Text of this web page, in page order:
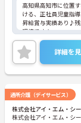
高知県高知市に位置
ける、正社員児童指
昇給賞与実績あり♪
環境です！
ご興味ある方には、
詳細をお話しいたし
い。
詳細を
通所介護（デイサービス）
株式会社アイ・エム・シ
株式会社アイ・エム・シ